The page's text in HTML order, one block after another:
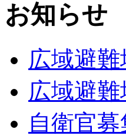
お知らせ
広域避
広域避
自衛官募